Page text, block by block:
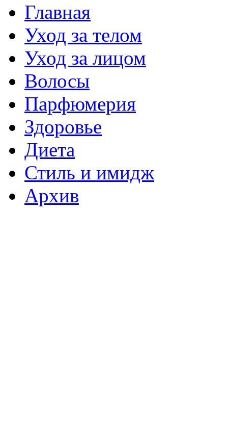
Главная
Уход за телом
Уход за лицом
Волосы
Парфюмерия
Здоровье
Диета
Стиль и имидж
Архив